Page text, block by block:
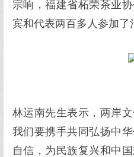
宗响，福建省柘荣茶业
宾和代表两百多人参加了
林运南先生表示，两岸
我们要携手共同弘扬中
自信，为民族复兴和中